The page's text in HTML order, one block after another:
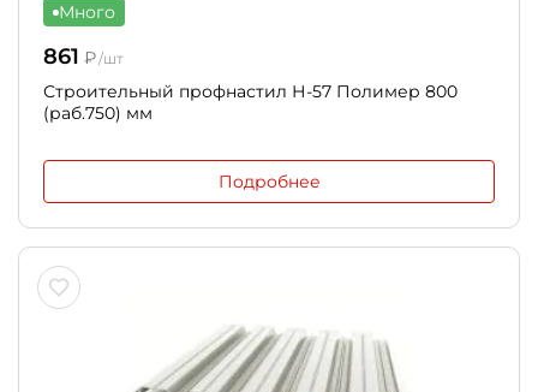
Много
861 ₽/шт
Строительный профнастил Н-57 Полимер 800
(раб.750) мм
Подробнее